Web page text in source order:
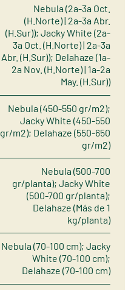
Nebula (2a-3a Oct.
(H.Norte) | 2a-3a Abr.
(H.Sur)); Jacky White (2a-
3a Oct. (H.Norte) | 2a-3a
Abr. (H.Sur)); Delahaze (1a-
2a Nov. (H.Norte) | 1a-2a
May. (H.Sur))
Nebula (450-550 gr/m2);
Jacky White (450-550
gr/m2); Delahaze (550-650
gr/m2)
Nebula (500-700
gr/planta); Jacky White
(500-700 gr/planta);
Delahaze (Más de 1
kg/planta)
Nebula (70-100 cm); Jacky
White (70-100 cm);
Delahaze (70-100 cm)